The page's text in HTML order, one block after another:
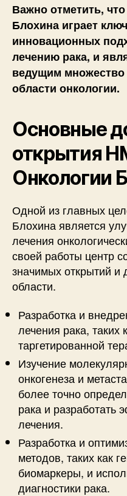
Важно отметить,
Блохина играет
инновационных
лечению рака, и
ведущим
области онкологии.
Основные
открытия
Онкологии
Одной из главных
Блохина является
лечения
своей работы центр
значимых открытий и
области.
Разработка и
лечения рака, таких
таргетированной
Изучение
онкогенеза и
более точно
рака и
лечения.
Разработка и
методов, таких как
биомаркеры, и
диагностики рака.